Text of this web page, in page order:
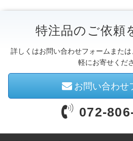
特注品のご依頼
詳しくはお問い合わせフォームまた
軽にお寄せくだ
お問い合わせ
072-